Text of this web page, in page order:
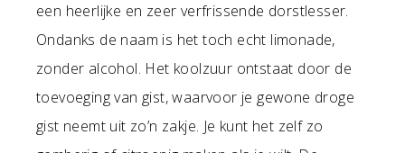
een heerlijke en zeer verfrissende dorstlesser.
Ondanks de naam is het toch echt limonade,
zonder alcohol. Het koolzuur ontstaat door de
toevoeging van gist, waarvoor je gewone droge
gist neemt uit zo’n zakje. Je kunt het zelf zo